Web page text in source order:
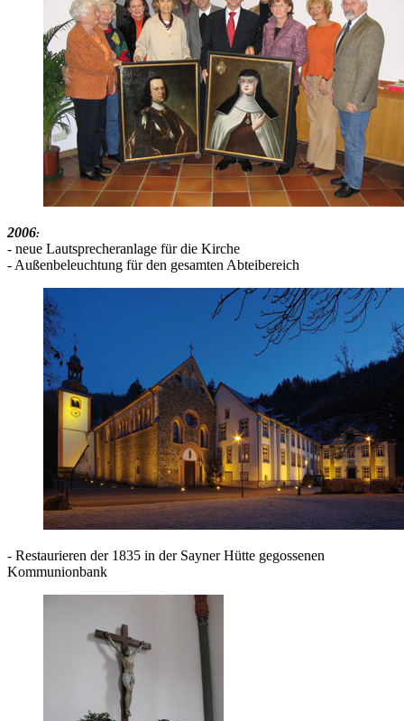
2006:
- neue Lautsprecheranlage für die Kirche
- Außenbeleuchtung für den gesamten Abteibereich
- Restaurieren der 1835 in der Sayner Hütte gegossenen
Kommunionbank